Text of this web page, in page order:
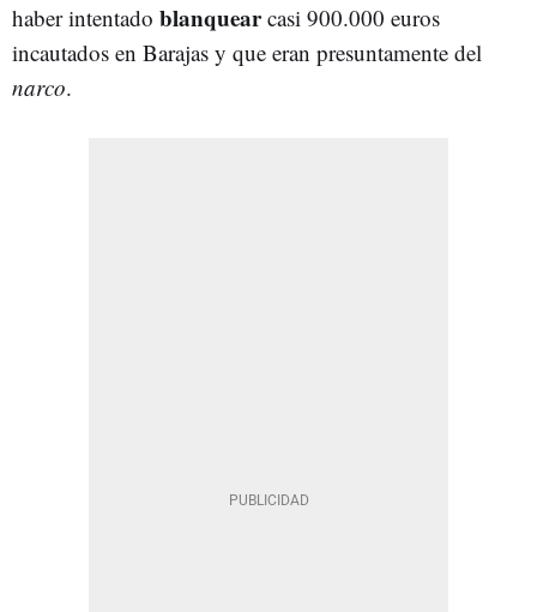
haber intentado blanquearcasi 900.000 euros
incautados en Barajas y que eran presuntamente del
narco.